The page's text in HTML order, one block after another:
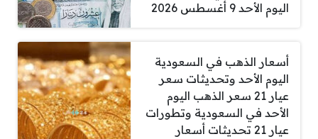
اليوم الأحد 9 أغسطس 2026
أسعار الذهب في السعودية
اليوم الأحد وتحديثات سعر
عيار 21 سعر الذهب اليوم
الأحد في السعودية وتطورات
عيار 21 تحديثات أسعار